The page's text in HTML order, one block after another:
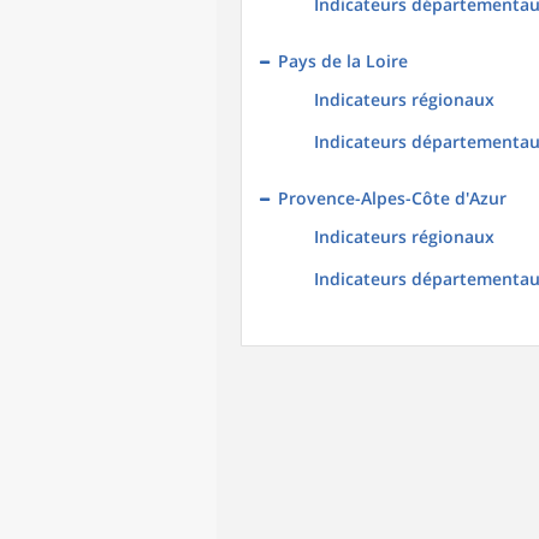
Pays de la Loire
Indicateurs régionaux
Indicateurs
Provence-Alpes-Côte d'Azur
Indicateurs régionaux
Indicateurs